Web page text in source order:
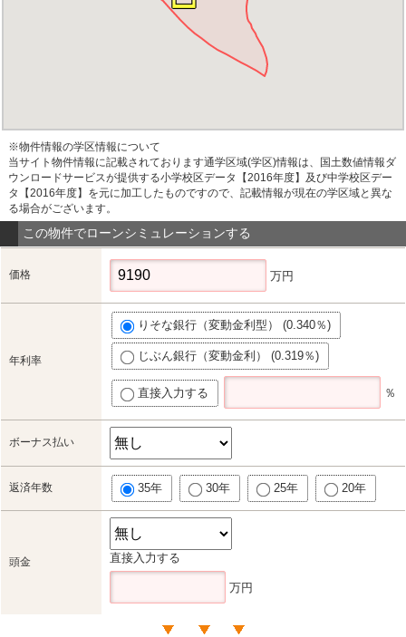
※物件情報の学区情報について
当サイト物件情報に記載されております通学区域(学区)情報は、国土数値情報ダ
ウンロードサービスが提供する小学校区データ【2016年度】及び中学校区デー
タ【2016年度】を元に加工したものですので、記載情報が現在の学区域と異な
る場合がございます。
この物件でローンシミュレーションする
価格 万円
年利率
りそな銀行（変動金利型） (0.340％)
じぶん銀行（変動金利） (0.319％)
直接入力する ％
ボーナス払い
返済年数 35年 30年 25年 20年
頭金 直接入力する
万円